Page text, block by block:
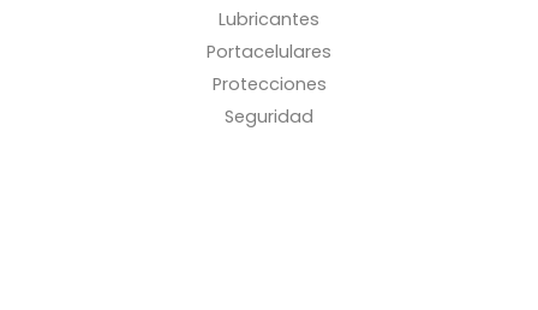
Lubricantes
Portacelulares
Protecciones
Seguridad